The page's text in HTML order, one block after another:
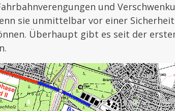
und
sie unmittelbar vor einer
Überhaupt gibt es seit der